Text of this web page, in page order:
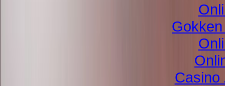
Casino